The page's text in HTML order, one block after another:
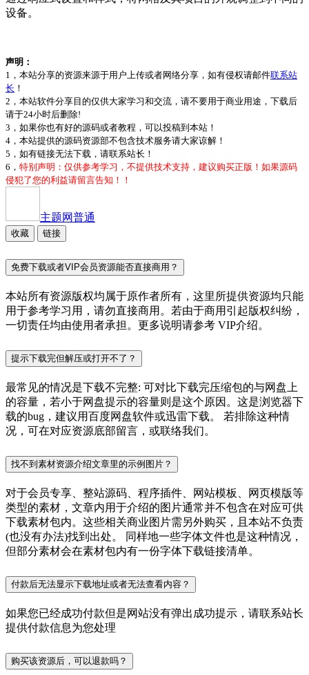
设备。
声明：
1，本站分享的资源来源于用户上传或者网络分享，如有侵权请邮件联系站
长 ！
2，本站软件分享目的仅供大家学习和交流，请不要用于商业用途，下载后
请于24小时后删除!
3，如果你也有好的源码或者教程，可以投稿到本站！
4，本站提供的源码资源部不包含技术服务请大家谅解！
5，如有链接无法下载，请联系站长！
6， 特别声明：仅供参考学习，不提供技术支持，建议购买正版！如果源码
侵犯了您的利益请留言告知！！
主题网普通
收藏 链接
免费下载或者VIP会员资源能否直接商用？
本站所有资源版权均属于原作者所有，这里所提供资源均只能
用于参考学习用，请勿直接商用。若由于商用引起版权纠纷，
一切责任均由使用者承担。更多说明请参考 VIP介绍。
提示下载完但解压或打开不了？
最常见的情况是下载不完整: 可对比下载完压缩包的与网盘上
的容量，若小于网盘提示的容量则是这个原因。这是浏览器下
载的bug，建议用百度网盘软件或迅雷下载。 若排除这种情
况，可在对应资源底部留言，或联络我们。
找不到素材资源介绍文章里的示例图片？
对于会员专享、整站源码、程序插件、网站模板、网页模版等
类型的素材，文章内用于介绍的图片通常并不包含在对应可供
下载素材包内。这些相关商业图片需另外购买，且本站不负责
(也没有办法)找到出处。 同样地一些字体文件也是这种情况，
但部分素材会在素材包内有一份字体下载链接清单。
付款后无法显示下载地址或者无法查看内容？
如果您已经成功付款但是网站没有弹出成功提示，请联系站长
提供付款信息为您处理
购买该资源后，可以退款吗？